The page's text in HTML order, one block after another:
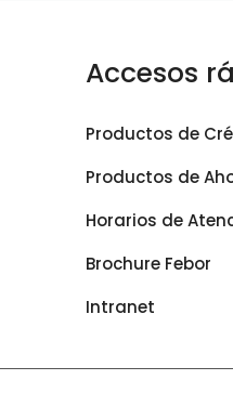
Accesos
Productos de
Productos de
Horarios de
Brochure Febor
Intranet